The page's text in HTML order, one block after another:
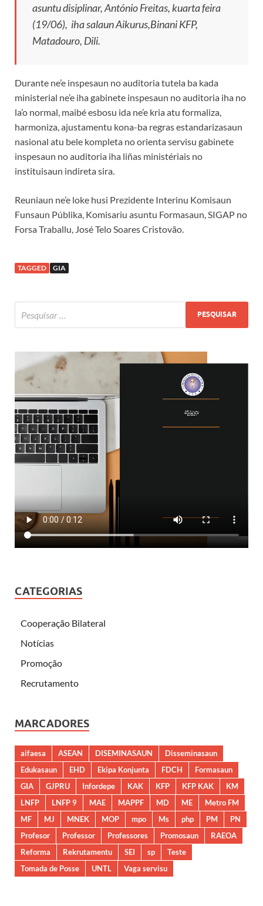
asuntu disiplinar, António Freitas, kuarta feira
(19/06), iha salaun Aikurus,Binani KFP,
Matadouro, Dili.
Durante ne’e inspesaun no auditoria tutela ba kada
ministerial ne’e iha gabinete inspesaun no auditoria iha no
la’o normal, maibé esbosu ida ne’e kria atu formaliza,
harmoniza, ajustamentu kona-ba regras estandarizasaun
nasional atu bele kompleta no orienta servisu gabinete
inspesaun no auditoria iha liñas ministériais no
instituisaun indireta sira.
Reuniaun ne’e loke husi Prezidente Interinu Komisaun
Funsaun Públika, Komisariu asuntu Formasaun, SIGAP no
Forsa Traballu, José Telo Soares Cristovão.
TAGGED GIA
CATEGORIAS
Cooperação Bilateral
Notícias
Promoção
Recrutamento
MARCADORES
aifaesa ASEAN DISEMINASAUN
Disseminasaun
Edukasaun
EHD Ekipa Konjunta FDCH
Formasaun
GIA
GJPRU Infordepe KAK KFP KFP KAK
KM
LNFP
LNFP 9 MAE MAPPF MD ME
Metro FM
MF
MJ MNEK MOP mpo Ms php PM
PN
Profesor
Professor Professores Promosaun
RAEOA
Reforma
Rekrutamentu SEI sp
Teste
Tomada de Posse
UNTL Vaga servisu